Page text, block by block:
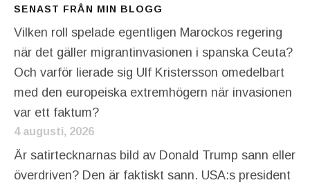
SENAST FRÅN MIN BLOGG
Vilken roll spelade egentligen Marockos regering
när det gäller migrantinvasionen i spanska Ceuta?
Och varför lierade sig Ulf Kristersson omedelbart
med den europeiska extremhögern när invasionen
var ett faktum?
4 augusti, 2026
Är satirtecknarnas bild av Donald Trump sann eller
överdriven? Den är faktiskt sann. USA:s president